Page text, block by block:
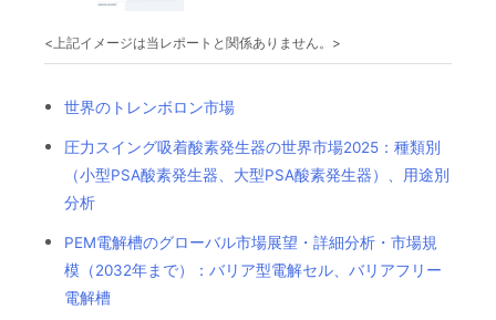
<上記イメージは当レポートと関係ありません。>
世界のトレンボロン市場
圧力スイング吸着酸素発生器の世界市場2025：種類別
（小型PSA酸素発生器、大型PSA酸素発生器）、用途別
分析
PEM電解槽のグローバル市場展望・詳細分析・市場規
模（2032年まで）：バリア型電解セル、バリアフリー
電解槽